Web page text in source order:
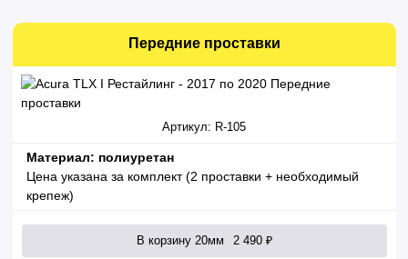
Передние проставки
Артикул: R-105
Материал: полиуретан
Цена указана за комплект (2 проставки + необходимый
крепеж)
В корзину 20мм 2 490 ₽